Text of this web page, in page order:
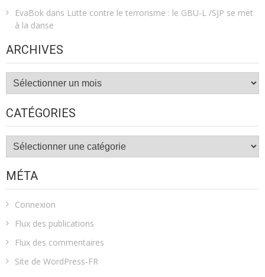
EvaBok dans Lutte contre le terrorisme : le GBU-L /SJP se met
à la danse
ARCHIVES
Archives
CATÉGORIES
Catégories
MÉTA
Connexion
Flux des publications
Flux des commentaires
Site de WordPress-FR